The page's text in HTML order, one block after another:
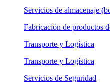
Servicios de almacenaje
Fabricación de productos
Transporte y Logística
Transporte y Logística
Servicios de Seguridad